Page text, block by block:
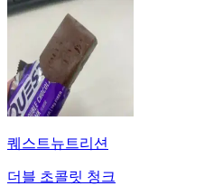
퀘스트뉴트리션
더블 초콜릿 청크